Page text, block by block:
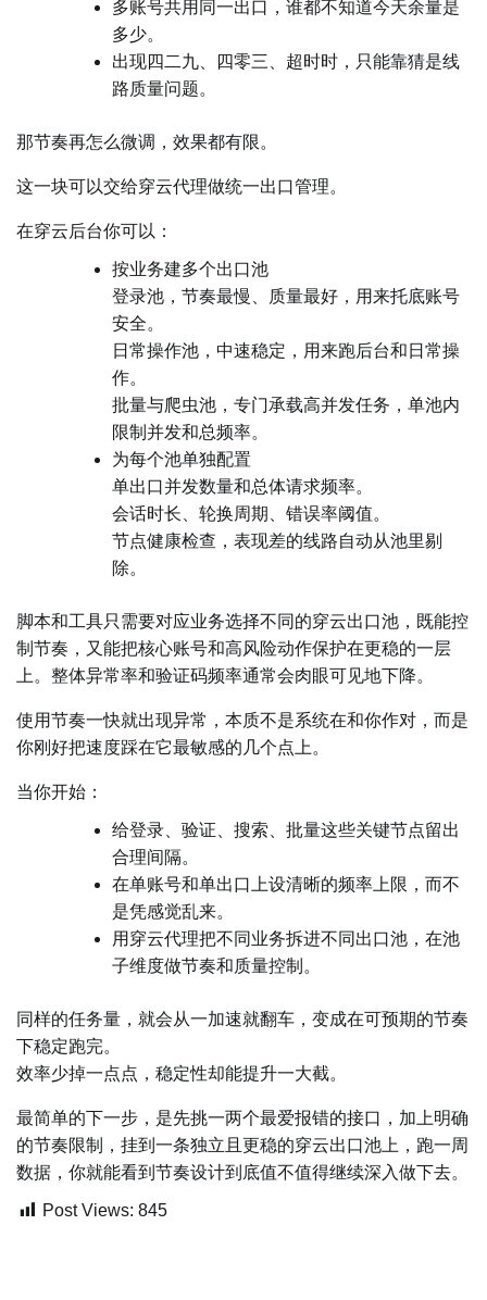
多账号共用同一出口，谁都不知道今天余量是
多少。
出现四二九、四零三、超时时，只能靠猜是线
路质量问题。
那节奏再怎么微调，效果都有限。
这一块可以交给穿云代理做统一出口管理。
在穿云后台你可以：
按业务建多个出口池
登录池，节奏最慢、质量最好，用来托底账号
安全。
日常操作池，中速稳定，用来跑后台和日常操
作。
批量与爬虫池，专门承载高并发任务，单池内
限制并发和总频率。
为每个池单独配置
单出口并发数量和总体请求频率。
会话时长、轮换周期、错误率阈值。
节点健康检查，表现差的线路自动从池里剔
除。
脚本和工具只需要对应业务选择不同的穿云出口池，既能控
制节奏，又能把核心账号和高风险动作保护在更稳的一层
上。整体异常率和验证码频率通常会肉眼可见地下降。
使用节奏一快就出现异常，本质不是系统在和你作对，而是
你刚好把速度踩在它最敏感的几个点上。
当你开始：
给登录、验证、搜索、批量这些关键节点留出
合理间隔。
在单账号和单出口上设清晰的频率上限，而不
是凭感觉乱来。
用穿云代理把不同业务拆进不同出口池，在池
子维度做节奏和质量控制。
同样的任务量，就会从一加速就翻车，变成在可预期的节奏
下稳定跑完。
效率少掉一点点，稳定性却能提升一大截。
最简单的下一步，是先挑一两个最爱报错的接口，加上明确
的节奏限制，挂到一条独立且更稳的穿云出口池上，跑一周
数据，你就能看到节奏设计到底值不值得继续深入做下去。
Post Views: 845